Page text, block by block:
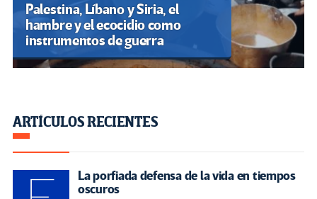
Palestina, Líbano y Siria, el
hambre y el ecocidio como
instrumentos de guerra
ARTÍCULOS RECIENTES
La porfiada defensa de la vida en tiempos
oscuros